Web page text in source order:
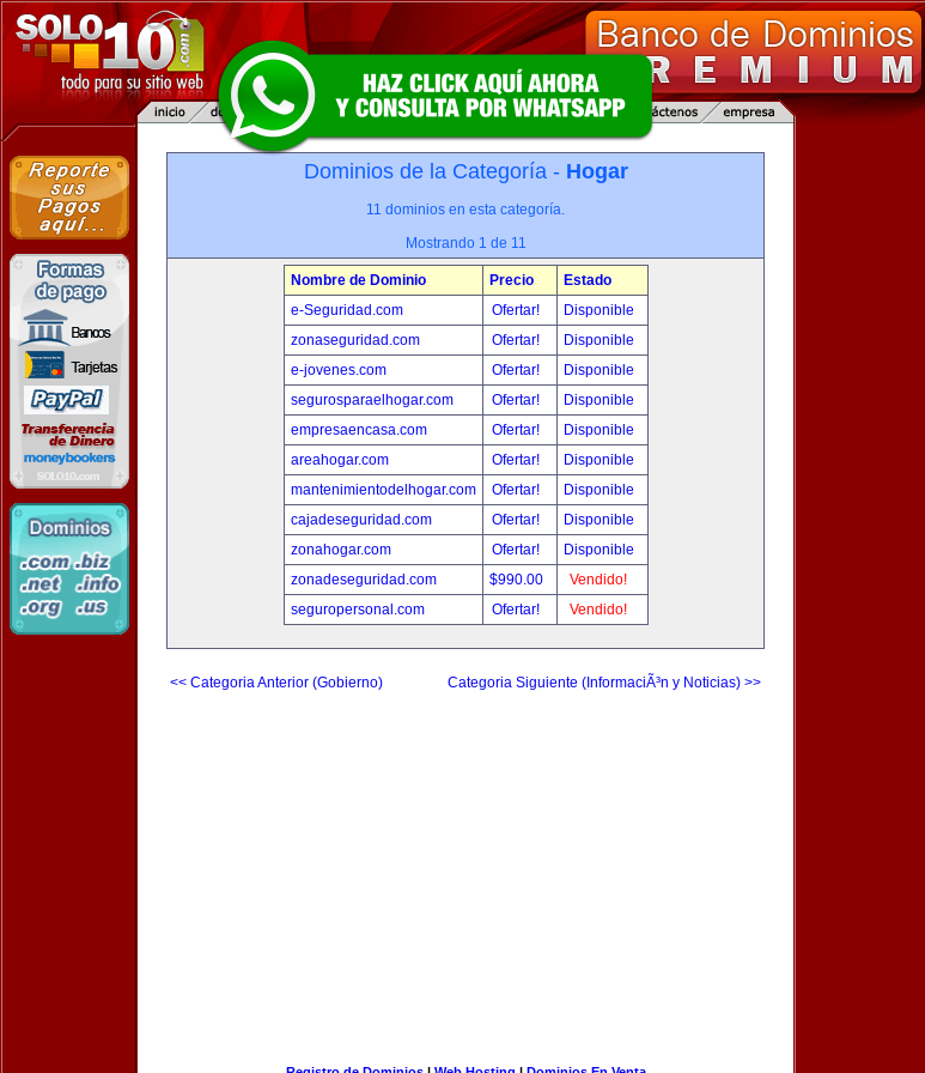
Dominios de la Categoría - Hogar
11 dominios en esta categoría.
Mostrando 1 de 11
Nombre de Dominio Precio
Estado
e-Seguridad.com
Ofertar!
Disponible
zonaseguridad.com
Ofertar!
Disponible
e-jovenes.com
Ofertar!
Disponible
segurosparaelhogar.com
Ofertar!
Disponible
empresaencasa.com
Ofertar!
Disponible
areahogar.com
Ofertar!
Disponible
mantenimientodelhogar.com
Ofertar!
Disponible
cajadeseguridad.com
Ofertar!
Disponible
zonahogar.com
Ofertar!
Disponible
zonadeseguridad.com
$990.00
Vendido!
seguropersonal.com
Ofertar! Vendido!
<< Categoria Anterior (Gobierno) Categoria Siguiente (InformaciÃ³n y Noticias) >>